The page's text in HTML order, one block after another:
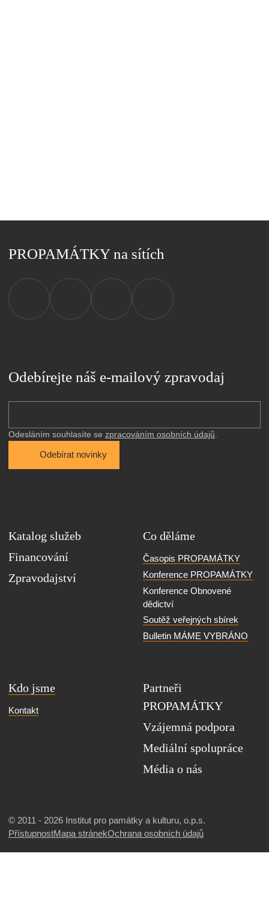
PROPAMÁTKY na sítích
Odebírejte náš e-mailový zpravodaj
Odebírat novinky
Odesláním souhlasíte se zpracováním osobních údajů
Katalog služeb
Financování
Zpravodajství
Co děláme
Časopis PROPAMÁTKY
Konference PROPAMÁTKY
Konference Obnovené
dědictví
Soutěž veřejných sbírek
Bulletin MÁME VYBRÁNO
Kdo jsme
Kontakt
Partneři
PROPAMÁTKY
Vzájemná podpora
Mediální spolupráce
Média o nás
© 2011 - 2026 Institut pro památky a kulturu, o.p.s.
PřístupnostMapa stránekOchrana osobních údajů